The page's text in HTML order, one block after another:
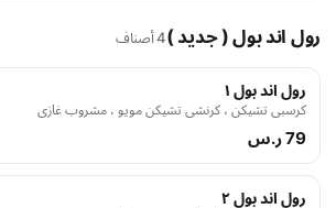
رول اند بول ( جديد )4 أصناف
رول اند بول ١
كرسبي تشيكن ، كرنشي تشيكن مويو ، مشروب غازي
79 ر.س
رول اند بول ٢